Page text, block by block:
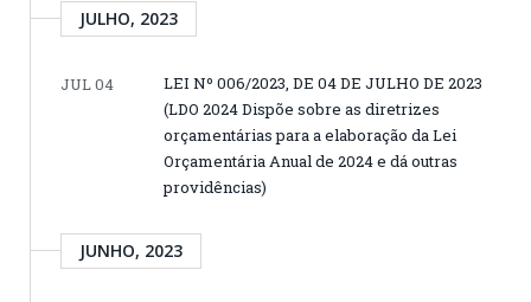
JULHO, 2023
JUL 04
LEI Nº 006/2023, DE 04 DE JULHO DE 2023
(LDO 2024 Dispõe sobre as diretrizes
orçamentárias para a elaboração da Lei
Orçamentária Anual de 2024 e dá outras
providências)
JUNHO, 2023